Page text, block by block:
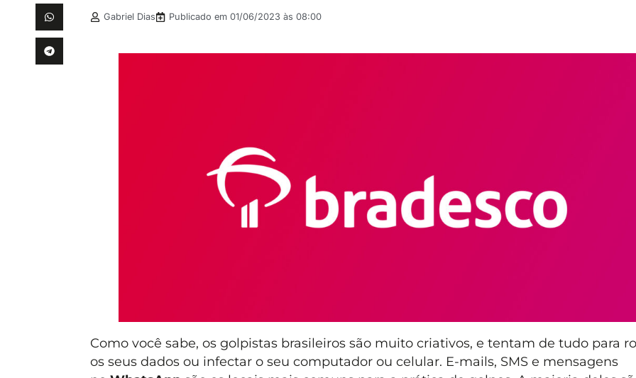
Gabriel Dias Publicado em 01/06/2023 às 08:00
Como você sabe, os golpistas brasileiros são muito criativos, e tentam de tudo para
os seus dados ou infectar o seu computador ou celular. E-mails, SMS e mensagens